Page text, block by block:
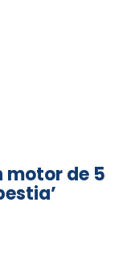
motor de 5